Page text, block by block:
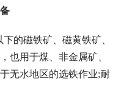
的磁铁矿、磁黄铁矿、
也用于煤、非金属矿、
无水地区的选铁作业;耐